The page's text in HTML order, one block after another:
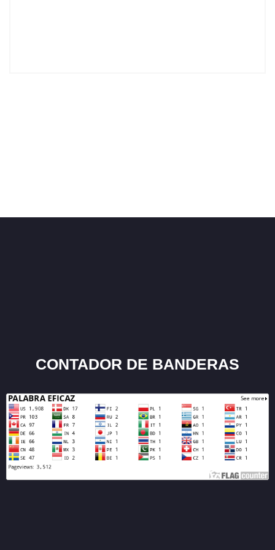
CONTADOR DE BANDERAS